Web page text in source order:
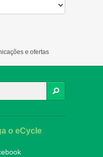
e ofertas
o eCycle